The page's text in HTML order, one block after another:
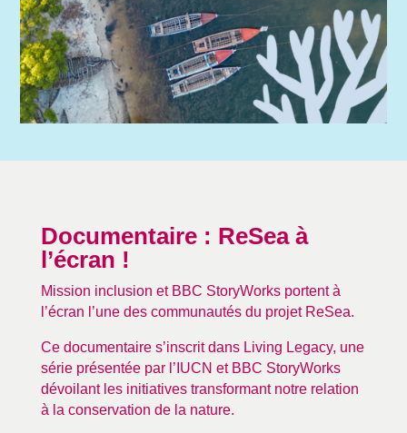
Documentaire : ReSea à
l’écran !
Mission inclusion et BBC StoryWorks portent à
l’écran l’une des communautés du projet ReSea.
Ce documentaire s’inscrit dans Living Legacy, une
série présentée par l’IUCN et BBC StoryWorks
dévoilant les initiatives transformant notre relation
à la conservation de la nature.